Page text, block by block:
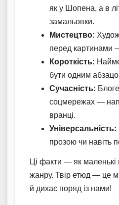
як у Шопена, а в
замальовки.
Мистецтво:
перед картинами
Короткість:
бути одним
Сучасність:
соцмережах —
вранці.
Універсальність:
прозою чи навіть
Ці факти — як маленькі
жанру. Твір етюд — це
й дихає поряд із нами!